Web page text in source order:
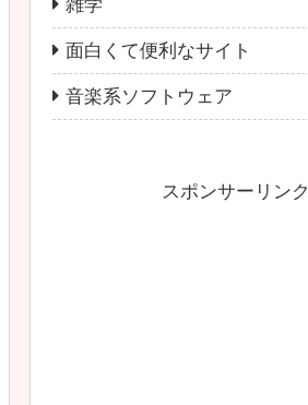
雑学
面白くて便利なサイト
音楽系ソフトウェア
スポンサーリンク